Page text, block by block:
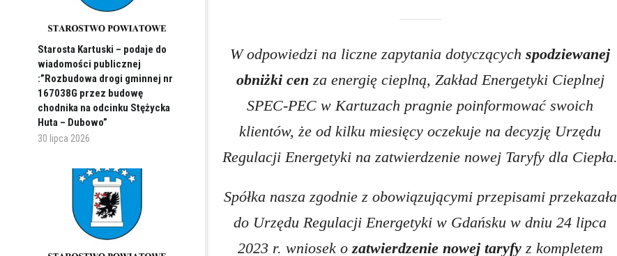
Starosta Kartuski – podaje do
wiadomości publicznej
:”Rozbudowa drogi gminnej nr
167038G przez budowę
chodnika na odcinku Stężycka
Huta – Dubowo”
30 lipca 2026
W odpowiedzi na liczne zapytania dotyczących spodziewanej
obniżki cen za energię cieplną, Zakład Energetyki Cieplnej
SPEC-PEC w Kartuzach pragnie poinformować swoich
klientów, że od kilku miesięcy oczekuje na decyzję Urzędu
Regulacji Energetyki na zatwierdzenie nowej Taryfy dla Ciepła.
Spółka nasza zgodnie z obowiązującymi przepisami przekazała
do Urzędu Regulacji Energetyki w Gdańsku w dniu 24 lipca
2023 r. wniosek o zatwierdzenie nowej taryfyz kompletem